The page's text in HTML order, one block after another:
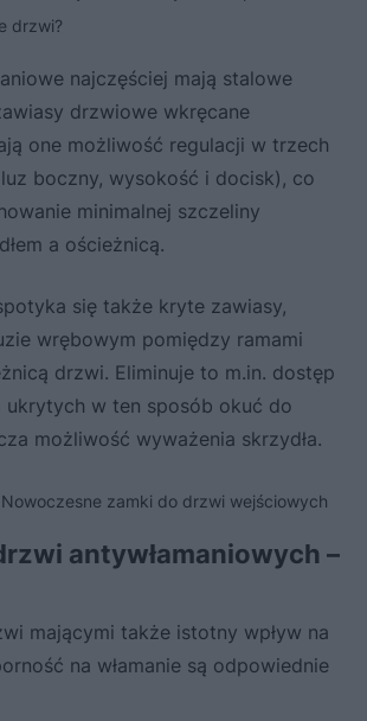
drzwi?
najczęściej mają stalowe
drzwiowe wkręcane
one możliwość regulacji w trzech
boczny, wysokość i docisk), co
minimalnej szczeliny
a ościeżnicą.
się także kryte zawiasy,
wrębowym pomiędzy ramami
drzwi. Eliminuje to m.in. dostęp
ukrytych w ten sposób okuć do
możliwość wyważenia skrzydła.
Nowoczesne zamki do drzwi wejściowych
antywłamaniowych –
mającymi także istotny wpływ na
na włamanie są odpowiednie